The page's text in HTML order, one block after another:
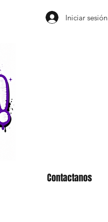
Iniciar sesión
Contactanos